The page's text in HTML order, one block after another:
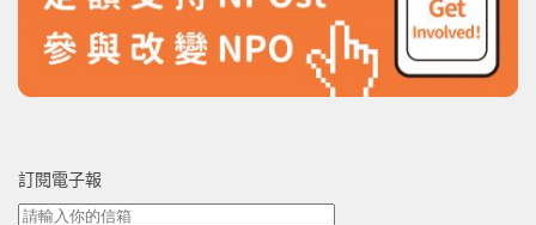
訂閱電子報